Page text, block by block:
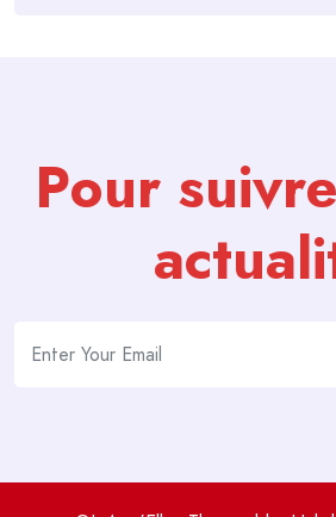
Pour